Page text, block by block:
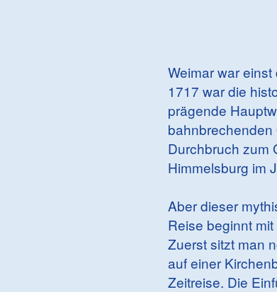
Weimar war
1717 war die
prägende
Durchbruch zum
Himmelsburg im
Aber dieser
Reise beginnt
Zuerst sitzt man
auf einer
Zeitreise. Die